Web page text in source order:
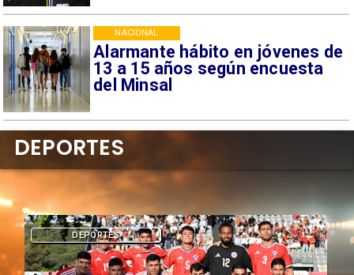
Alarmante hábito en jóvenes de
13 a 15 años según encuesta
del Minsal
NACIONAL
DEPORTES
DEPORTES